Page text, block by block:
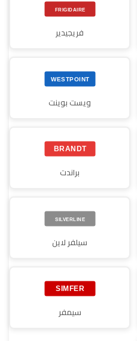
فريجيدير
ويست بوينت
براندت
سيلفر لاين
سيمفر